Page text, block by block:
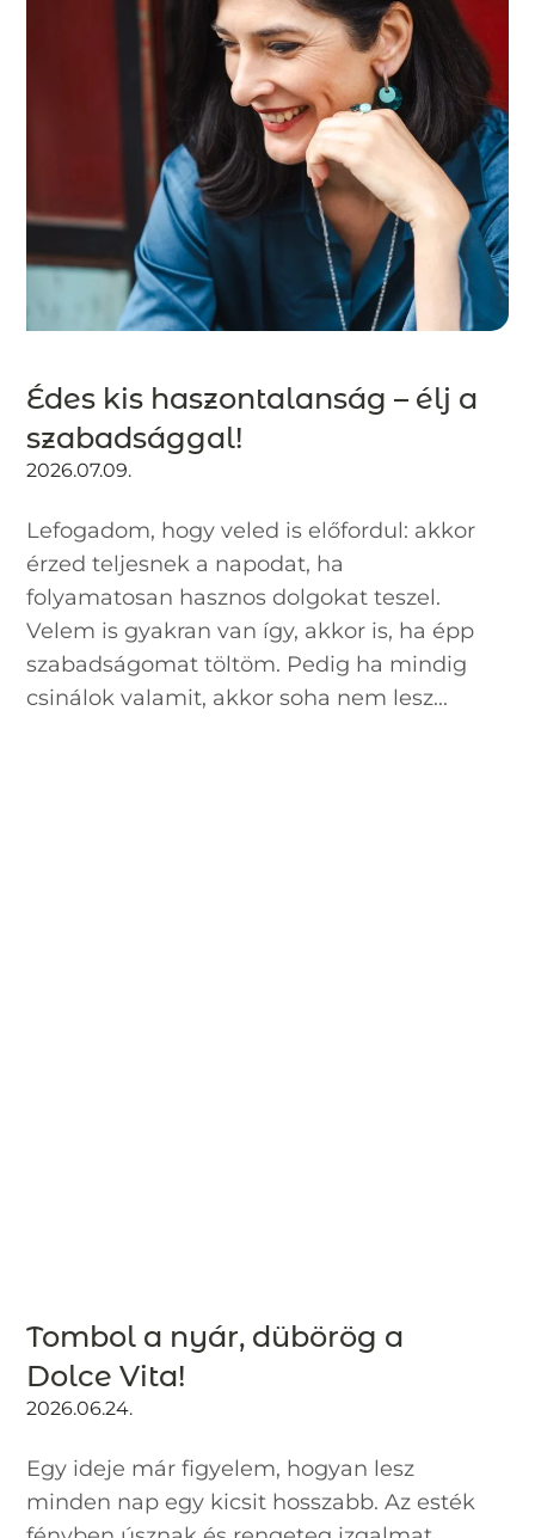
Édes kis haszontalanság – élj a
szabadsággal!
2026.07.09.
Lefogadom, hogy veled is előfordul: akkor
érzed teljesnek a napodat, ha
folyamatosan hasznos dolgokat teszel.
Velem is gyakran van így, akkor is, ha épp
szabadságomat töltöm. Pedig ha mindig
csinálok valamit, akkor soha nem lesz...
Tombol a nyár, dübörög a
Dolce Vita!
2026.06.24.
Egy ideje már figyelem, hogyan lesz
minden nap egy kicsit hosszabb. Az esték